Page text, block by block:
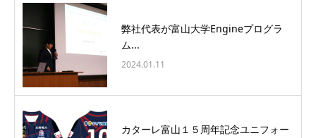
弊社代表が富山大学Engineプログラ
ム...
2024.01.11
カターレ富山１５周年記念ユニフォー